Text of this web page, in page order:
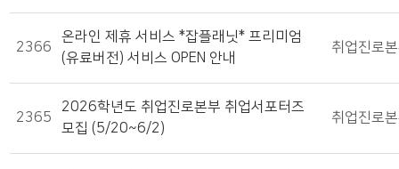
2366
온라인 제휴 서비스 *잡플래닛* 프리미엄
(유료버전) 서비스 OPEN 안내
취업진로
2365
2026학년도 취업진로본부 취업서포터즈
모집 (5/20~6/2)
취업진로